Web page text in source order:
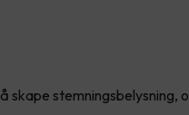
skape stemningsbelysning,